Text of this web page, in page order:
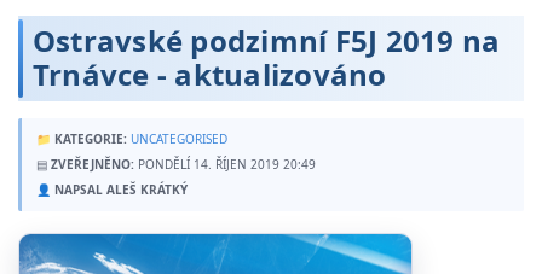
Ostravské podzimní F5J 2019 na
Trnávce - aktualizováno
📁 KATEGORIE: UNCATEGORISED
▤ ZVEŘEJNĚNO: PONDĚLÍ 14. ŘÍJEN 2019 20:49
👤 NAPSAL ALEŠ KRÁTKÝ